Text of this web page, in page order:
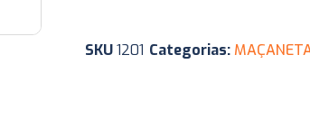
SKU1201 Categorias: